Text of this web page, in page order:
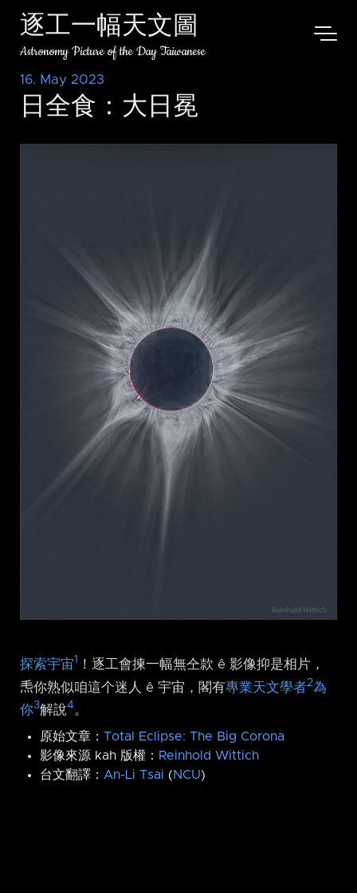
逐工一幅天文圖
Astronomy Picture of the Day Taiwanese
16. May 2023
日全食：大日冕
探索宇宙1
！逐工會揀一幅無仝款 ê 影像抑是相片，
𤆬你熟似咱這个迷人 ê 宇宙，閣有專業天文學者2為
你3解說4 。
原始文章： Total Eclipse: The Big Corona
影像來源 kah 版權： Reinhold Wittich
台文翻譯： An-Li Tsai (NCU)